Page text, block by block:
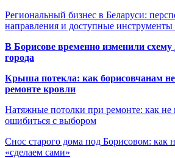
Региональный бизнес в Беларуси:
направления и доступные
В Борисове временно изменили
города
Крыша потекла: как борисовчанам не
ремонте кровли
Натяжные потолки при ремонте: как не
ошибиться с выбором
Снос старого дома под Борисовом: как
«сделаем сами»